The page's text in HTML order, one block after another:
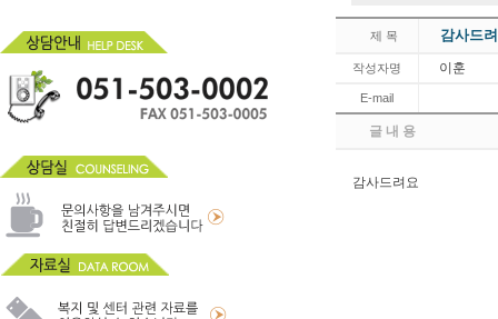
제 목 감사드
작성자명 이훈
E-mail
글 내 용
감사드려요